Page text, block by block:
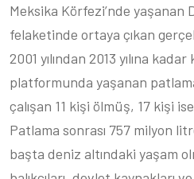
Meksika Körfezi’nde yaşanan
felaketinde ortaya çıkan
2001 yılından 2013 yılına
platformunda yaşanan
çalışan 11 kişi ölmüş, 17 kişi
Patlama sonrası 757 milyon
başta deniz altındaki yaşam